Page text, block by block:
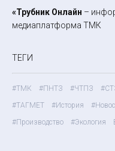
«Трубник Онлайн –
медиаплатформа ТМК
ТЕГИ
#ТМК #ПНТЗ #ЧТПЗ
#ТАГМЕТ
#История
#Производство
#Экология